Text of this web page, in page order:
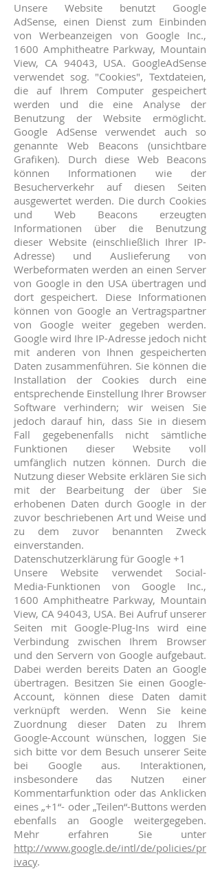
Unsere Website benutzt Google
AdSense, einen Dienst zum Einbinden
von Werbeanzeigen von Google Inc.,
1600 Amphitheatre Parkway, Mountain
View, CA 94043, USA. GoogleAdSense
verwendet sog. "Cookies", Textdateien,
die auf Ihrem Computer gespeichert
werden und die eine Analyse der
Benutzung der Website ermöglicht.
Google AdSense verwendet auch so
genannte Web Beacons (unsichtbare
Grafiken). Durch diese Web Beacons
können Informationen wie der
Besucherverkehr auf diesen Seiten
ausgewertet werden. Die durch Cookies
und Web Beacons erzeugten
Informationen über die Benutzung
dieser Website (einschließlich Ihrer IP-
Adresse) und Auslieferung von
Werbeformaten werden an einen Server
von Google in den USA übertragen und
dort gespeichert. Diese Informationen
können von Google an Vertragspartner
von Google weiter gegeben werden.
Google wird Ihre IP-Adresse jedoch nicht
mit anderen von Ihnen gespeicherten
Daten zusammenführen. Sie können die
Installation der Cookies durch eine
entsprechende Einstellung Ihrer Browser
Software verhindern; wir weisen Sie
jedoch darauf hin, dass Sie in diesem
Fall gegebenenfalls nicht sämtliche
Funktionen dieser Website voll
umfänglich nutzen können. Durch die
Nutzung dieser Website erklären Sie sich
mit der Bearbeitung der über Sie
erhobenen Daten durch Google in der
zuvor beschriebenen Art und Weise und
zu dem zuvor benannten Zweck
einverstanden.
Datenschutzerklärung für Google +1
Unsere Website verwendet Social-
Media-Funktionen von Google Inc.,
1600 Amphitheatre Parkway, Mountain
View, CA 94043, USA. Bei Aufruf unserer
Seiten mit Google-Plug-Ins wird eine
Verbindung zwischen Ihrem Browser
und den Servern von Google aufgebaut.
Dabei werden bereits Daten an Google
übertragen. Besitzen Sie einen Google-
Account, können diese Daten damit
verknüpft werden. Wenn Sie keine
Zuordnung dieser Daten zu Ihrem
Google-Account wünschen, loggen Sie
sich bitte vor dem Besuch unserer Seite
bei Google aus. Interaktionen,
insbesondere das Nutzen einer
Kommentarfunktion oder das Anklicken
eines „+1“- oder „Teilen“-Buttons werden
ebenfalls an Google weitergegeben.
Mehr erfahren Sie unter
http://www.google.de/intl/de/policies/pr
ivacy.